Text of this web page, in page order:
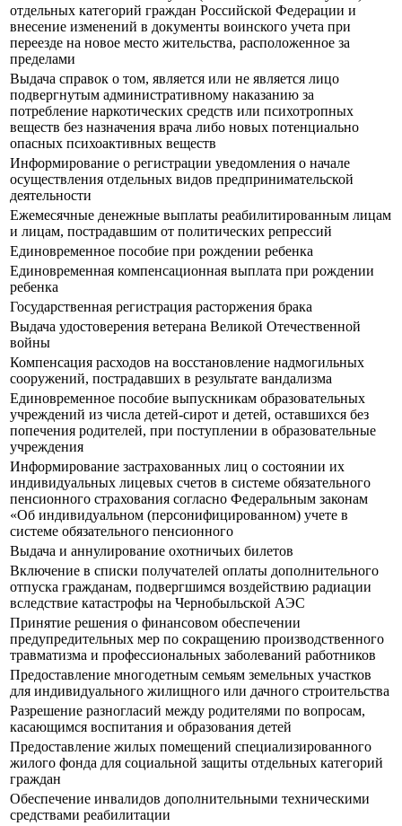
отдельных категорий граждан Российской Федерации и
внесение изменений в документы воинского учета при
переезде на новое место жительства, расположенное за
пределами
Выдача справок о том, является или не является лицо
подвергнутым административному наказанию за
потребление наркотических средств или психотропных
веществ без назначения врача либо новых потенциально
опасных психоактивных веществ
Информирование о регистрации уведомления о начале
осуществления отдельных видов предпринимательской
деятельности
Ежемесячные денежные выплаты реабилитированным лицам
и лицам, пострадавшим от политических репрессий
Единовременное пособие при рождении ребенка
Единовременная компенсационная выплата при рождении
ребенка
Государственная регистрация расторжения брака
Выдача удостоверения ветерана Великой Отечественной
войны
Компенсация расходов на восстановление надмогильных
сооружений, пострадавших в результате вандализма
Единовременное пособие выпускникам образовательных
учреждений из числа детей-сирот и детей, оставшихся без
попечения родителей, при поступлении в образовательные
учреждения
Информирование застрахованных лиц о состоянии их
индивидуальных лицевых счетов в системе обязательного
пенсионного страхования согласно Федеральным законам
«Об индивидуальном (персонифицированном) учете в
системе обязательного пенсионного
Выдача и аннулирование охотничьих билетов
Включение в списки получателей оплаты дополнительного
отпуска гражданам, подвергшимся воздействию радиации
вследствие катастрофы на Чернобыльской АЭС
Принятие решения о финансовом обеспечении
предупредительных мер по сокращению производственного
травматизма и профессиональных заболеваний работников
Предоставление многодетным семьям земельных участков
для индивидуального жилищного или дачного строительства
Разрешение разногласий между родителями по вопросам,
касающимся воспитания и образования детей
Предоставление жилых помещений специализированного
жилого фонда для социальной защиты отдельных категорий
граждан
Обеспечение инвалидов дополнительными техническими
средствами реабилитации